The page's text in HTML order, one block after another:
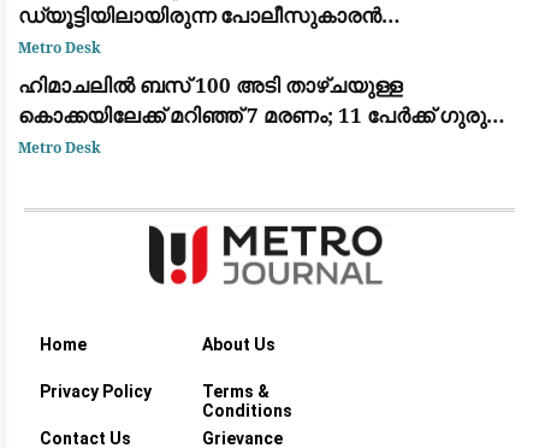
ഡ്യൂട്ടിയിലായിരുന്ന പോലീസുകാരൻ
ഹൃദയാഘാതം മൂലം മരിച്ചു
Metro Desk
ഹിമാചലിൽ ബസ് 100 അടി താഴ്ചയുള്ള
കൊക്കയിലേക്ക് മറിഞ്ഞ് 7 മരണം; 11 പേർക്ക് ഗുരുതര
പരിക്ക്
Metro Desk
Home About Us
Privacy Policy
Terms &
Conditions
Contact Us
Grievance